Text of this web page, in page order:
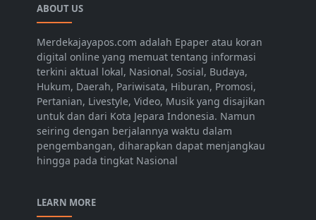
ABOUT US
Merdekajayapos.com adalah Epaper atau koran
digital online yang memuat tentang informasi
terkini aktual lokal, Nasional, Sosial, Budaya,
Hukum, Daerah, Pariwisata, Hiburan, Promosi,
Pertanian, Livestyle, Video, Musik yang disajikan
untuk dan dari Kota Jepara Indonesia. Namun
seiring dengan berjalannya waktu dalam
pengembangan, diharapkan dapat menjangkau
hingga pada tingkat Nasional
LEARN MORE